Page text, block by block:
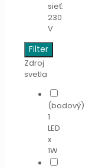
sieť:
230
V
Filter
Zdroj
svetla
(bodový)
1
LED
x
1W